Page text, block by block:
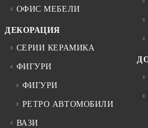
ОФИС МЕБЕЛИ
ДЕКОРАЦИЯ
СЕРИИ КЕРАМИКА
ФИГУРИ
ФИГУРИ
РЕТРО АВТОМОБИЛИ
ВАЗИ